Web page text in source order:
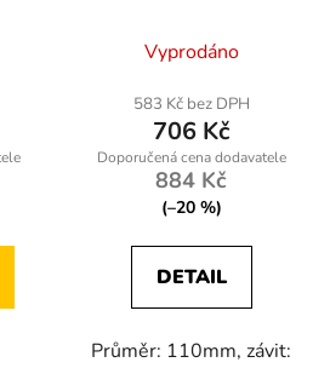
Vyprodáno
583 Kč bez DPH
706 Kč
884 Kč
(–20 %)
DETAIL
Průměr: 110mm, závit: